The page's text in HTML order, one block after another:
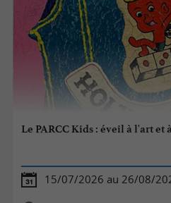
Le PARCC Kids : éveil à l'art
15/07/2026 au 26/08/